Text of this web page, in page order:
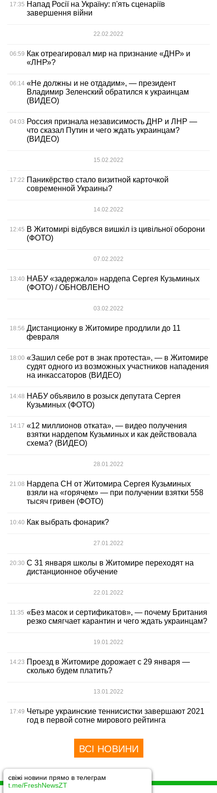
17:35 Напад Росії на Україну: п'ять сценаріїв
завершення війни
22.02.2022
06:59 Как отреагировал мир на признание «ДНР» и
«ЛНР»?
06:14 «Не должны и не отдадим», — президент
Владимир Зеленский обратился к украинцам
(ВИДЕО)
04:03 Россия признала независимость ДНР и ЛНР —
что сказал Путин и чего ждать украинцам?
(ВИДЕО)
15.02.2022
17:22 Паникёрство стало визитной карточкой
современной Украины?
14.02.2022
12:45 В Житомирі відбувся вишкіл із цивільної оборони
(ФОТО)
07.02.2022
13:40 НАБУ «задержало» нардепа Сергея Кузьминых
(ФОТО) / ОБНОВЛЕНО
03.02.2022
18:56 Дистанционку в Житомире продлили до 11
февраля
18:00 «Зашил себе рот в знак протеста», — в Житомире
судят одного из возможных участников нападения
на инкассаторов (ВИДЕО)
14:48 НАБУ объявило в розыск депутата Сергея
Кузьминых (ФОТО)
14:17 «12 миллионов отката», — видео получения
взятки нардепом Кузьминых и как действовала
схема? (ВИДЕО)
28.01.2022
21:08 Нардепа СН от Житомира Сергея Кузьминых
взяли на «горячем» — при получении взятки 558
тысяч гривен (ФОТО)
10:40 Как выбрать фонарик?
27.01.2022
20:30 С 31 января школы в Житомире переходят на
дистанционное обучение
22.01.2022
11:35 «Без масок и сертификатов», — почему Британия
резко смягчает карантин и чего ждать украинцам?
19.01.2022
14:23 Проезд в Житомире дорожает с 29 января —
сколько будем платить?
13.01.2022
17:49 Четыре украинские теннисистки завершают 2021
год в первой сотне мирового рейтинга
ВСІ НОВИНИ
свіжі новини прямо в телеграм
t.me/FreshNewsZT